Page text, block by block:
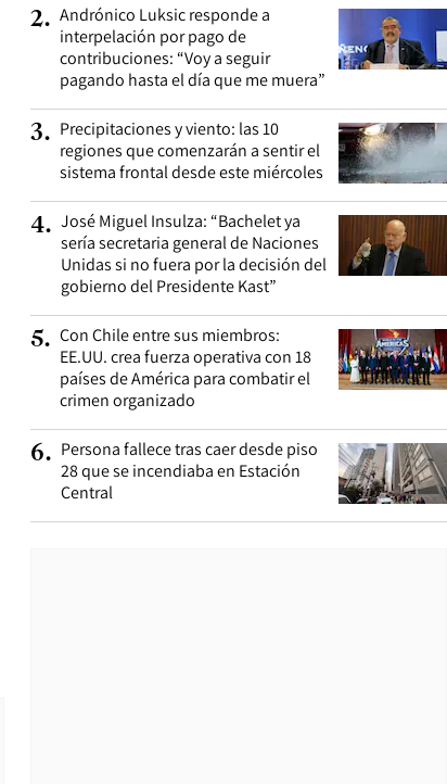
2. Andrónico Luksic responde a
interpelación por pago de
contribuciones: “Voy a seguir
pagando hasta el día que me muera”
3. Precipitaciones y viento: las 10
regiones que comenzarán a sentir el
sistema frontal desde este miércoles
4. José Miguel Insulza: “Bachelet ya
sería secretaria general de Naciones
Unidas si no fuera por la decisión del
gobierno del Presidente Kast”
5. Con Chile entre sus miembros:
EE.UU. crea fuerza operativa con 18
países de América para combatir el
crimen organizado
6. Persona fallece tras caer desde piso
28 que se incendiaba en Estación
Central